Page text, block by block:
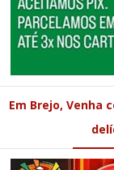
Em Brejo, Venha